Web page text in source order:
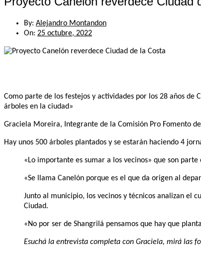
By: Alejandro Montandon
On: 25 octubre, 2022
Como parte de los festejos y actividades por los 28 años
árboles en la ciudad»
Graciela Moreira, Integrante de la Comisión Pro Fomento
Hay unos 500 árboles plantados y se estarán haciendo 4
«Lo importante es sumar a los vecinos» que son
«Se llama Canelón porque es el que da origen al
Junto al municipio, los vecinos y técnicos analizan el
Ciudad.
«No por ser de Shangrilá pensamos que hay que
Esuchá la entrevista completa con Graciela, mirá las